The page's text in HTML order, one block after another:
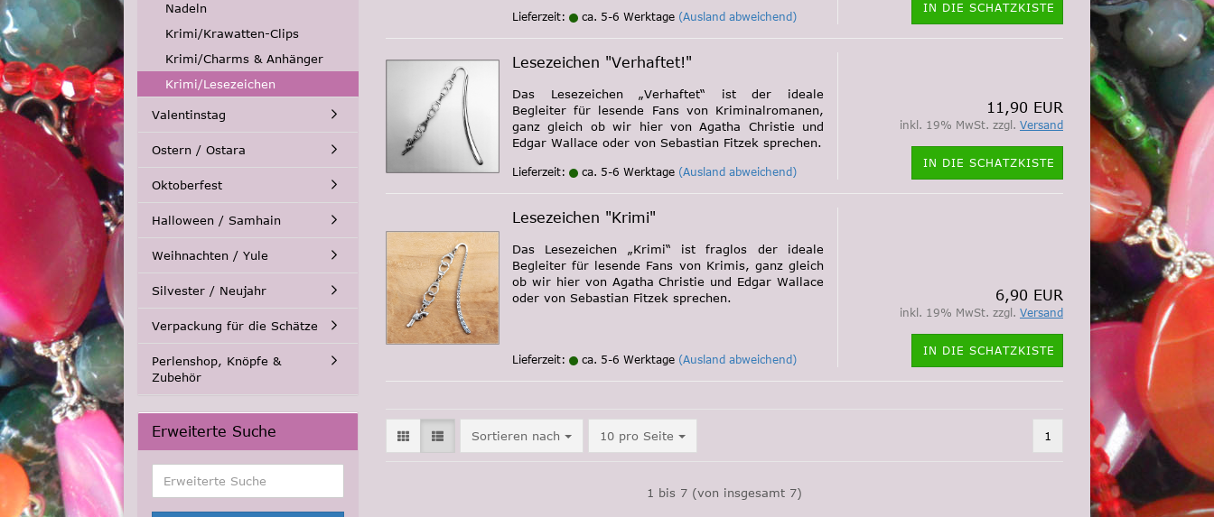
Lieferzeit: ca. 5-6 Werktage (Ausland abweichend)
IN DIE SCHATZKISTE
Lesezeichen "Verhaftet!"
Das Lesezeichen „Verhaftet“ ist der ideale
Begleiter für lesende Fans von Kriminalromanen,
ganz gleich ob wir hier von Agatha Christie und
Edgar Wallace oder von Sebastian Fitzek sprechen.
Lieferzeit: ca. 5-6 Werktage (Ausland abweichend)
11,90 EUR
inkl. 19% MwSt. zzgl. Versand
IN DIE SCHATZKISTE
Lesezeichen "Krimi"
Das Lesezeichen „Krimi“ ist fraglos der ideale
Begleiter für lesende Fans von Krimis, ganz gleich
ob wir hier von Agatha Christie und Edgar Wallace
oder von Sebastian Fitzek sprechen.
Lieferzeit: ca. 5-6 Werktage (Ausland abweichend)
6,90 EUR
inkl. 19% MwSt. zzgl. Versand
IN DIE SCHATZKISTE
Sortieren nach
Sortieren nach 10 pro Seite
pro Seite 1
1 bis 7 (von insgesamt 7)
Nadeln
Krimi/Krawatten-Clips
Krimi/Charms & Anhänger
Krimi/Lesezeichen
Valentinstag
Ostern / Ostara
Oktoberfest
Halloween / Samhain
Weihnachten / Yule
Silvester / Neujahr
Verpackung für die Schätze
Perlenshop, Knöpfe &
Zubehör
Erweiterte Suche
Suche